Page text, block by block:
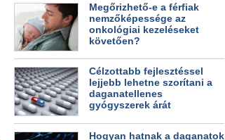
Megőrizhető-e a férfiak
nemzőképessége az
onkológiai kezeléseket
követően?
Célzottabb fejlesztéssel
lejjebb lehetne szorítani a
daganatellenes
gyógyszerek árát
Hogyan hatnak a daganatok